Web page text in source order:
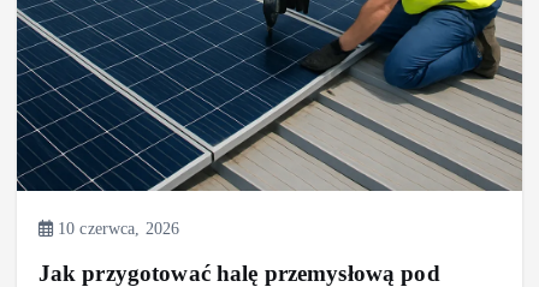
10 czerwca, 2026
Jak przygotować halę przemysłową pod